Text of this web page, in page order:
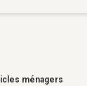
ménagers